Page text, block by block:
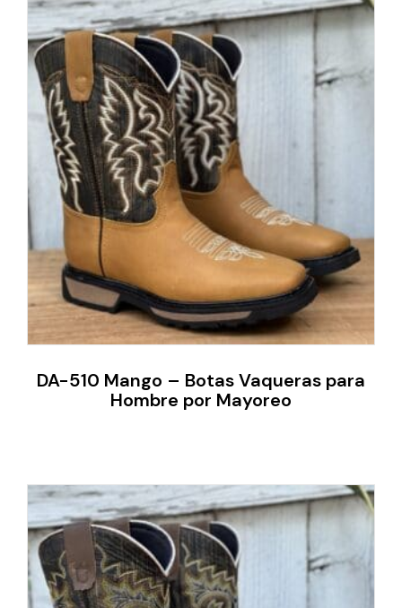
DA-510 Mango – Botas Vaqueras para
Hombre por Mayoreo